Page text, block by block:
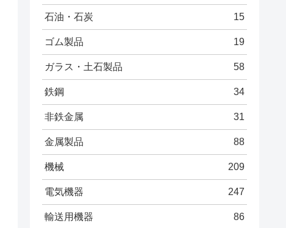
石油・石炭 15
ゴム製品 19
ガラス・土石製品 58
鉄鋼 34
非鉄金属 31
金属製品 88
機械 209
電気機器 247
輸送用機器 86